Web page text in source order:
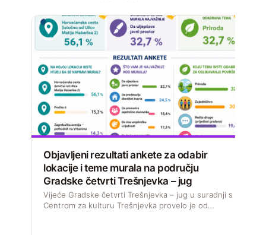
Objavljeni rezultati ankete za odabir
lokacije i teme murala na području
Gradske četvrti Trešnjevka – jug
Vijeće Gradske četvrti Trešnjevka – jug u suradnji s
Centrom za kulturu Trešnjevka provelo je od…